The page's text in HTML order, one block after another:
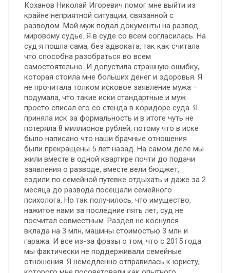
Коханов Николай Игоревич помог мне выйти из
крайне неприятной ситуации, связанной с
разводом. Мой муж подал документы на развод
мировому судье. Я в суде со всем согласилась. На
суд я пошла сама, без адвоката, так как считала
что способна разобраться во всем
самостоятельно. И допустила страшную ошибку,
которая стоила мне больших денег и здоровья. Я
не прочитала толком исковое заявление мужа –
подумала, что такие иски стандартные и муж
просто списал его со стенда в коридоре суда. Я
приняла иск за формальность и в итоге чуть не
потеряла 8 миллионов рублей, потому что в иске
было написано что наши брачные отношения
были прекращены 5 лет назад. На самом деле мы
жили вместе в одной квартире почти до подачи
заявления о разводе, вместе вели бюджет,
ездили по семейной путевке отдыхать и даже за 2
месяца до развода посещали семейного
психолога. Но так получилось, что имущество,
нажитое нами за последние пять лет, суд не
посчитал совместным. Раздел не коснулся
вклада на 3 млн, машины стоимостью 3 млн и
гаража. И все из-за фразы о том, что с 2015 года
мы фактически не поддерживали семейные
отношения. Я немедленно отправилась к юристу,